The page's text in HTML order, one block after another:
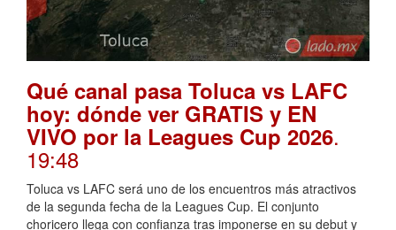
Qué canal pasa Toluca vs LAFC
hoy: dónde ver GRATIS y EN
VIVO por la Leagues Cup 2026.
19:48
Toluca vs LAFC será uno de los encuentros más atractivos
de la segunda fecha de la Leagues Cup. El conjunto
choricero llega con confianza tras imponerse en su debut y